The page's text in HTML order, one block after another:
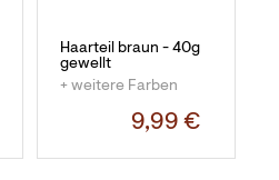
Haarteil braun - 40g
gewellt
+ weitere Farben
9,99 €